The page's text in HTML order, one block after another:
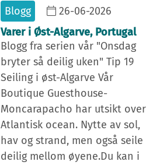
Blogg
26-06-2026
Varer i Øst-Algarve, Portugal
Blogg fra serien vår "Onsdag
bryter så deilig uken" Tip 19
Seiling i øst-Algarve Vår
Boutique Guesthouse-
Moncarapacho har utsikt over
Atlantisk ocean. Nytte av sol,
hav og strand, men også seile
deilig mellom øyene.Du kan i